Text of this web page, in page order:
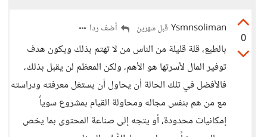
0
Ysmnsoliman قبل شهرين أضف ردا
بالطبع، قلة قليلة من الناس من لا تهتم بذلك ويكون هدف
توفير المال لأسرتها هو الأهم، ولكن المعظم لن يقبل بذلك،
فالأفضل في تلك الحالة أن يحاول أن يستغل معرفته ودراسته
مع من هم بنفس مجاله ومحاولة القيام بمشروع سوياً
إمكانيات محدودة، أو يتجه إلى صناعة المحتوى بما يخص